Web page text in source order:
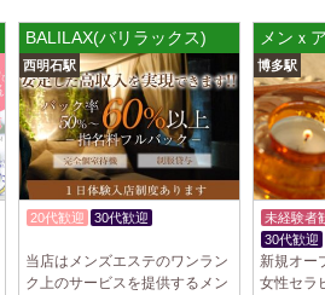
2025/03/
只今
出店が続
す！ 女
2025/03/
当店の募
いさせて
ります…
BALILAX(バリラックス)
西明石駅
20代歓迎
30代歓迎
当店はメンズエステのワンラン
ク上のサービスを提供するメン
メンｘ
博多駅
未経験者
30代歓迎
新規オー
女性セラ